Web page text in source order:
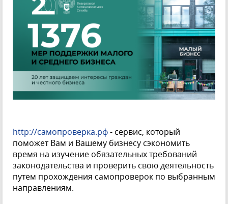
http://самопроверка.рф- сервис, который
поможет Вам и Вашему бизнесу сэкономить
время на изучение обязательных требований
законодательства и проверить свою деятельность
путем прохождения самопроверок по выбранным
направлениям.